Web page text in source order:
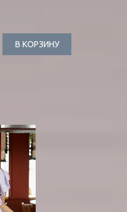
В КОРЗИНУ